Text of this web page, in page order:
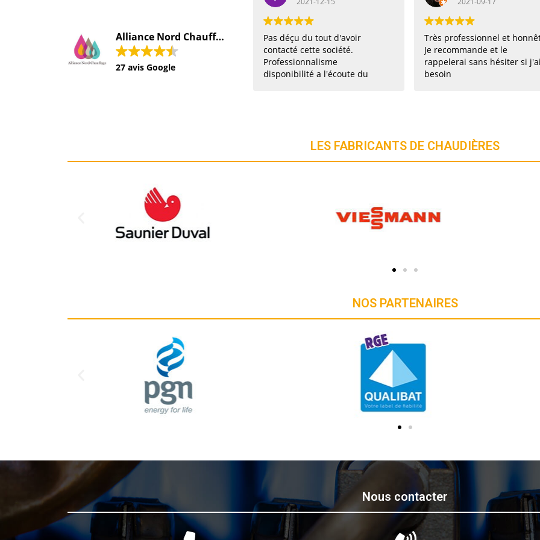
Alliance Nord Chauffage SARL
27 avis Google
Pas déçu du tout d'avoir
contacté cette société.
Professionnalisme
disponibilité a l'écoute du
Très professionnel et honnête.
Je recommande et le
rappelerai sans hésiter si j'ai
besoin
Excellent travail , très
professionnel et super
sympathique je le
recommande
LES FABRICANTS DE CHAUDIÈRES
NOS PARTENAIRES
Nous contacter